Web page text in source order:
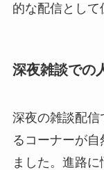
的な配信として
深夜雑談での
深夜の雑談配信
るコーナーが
ました。進路に